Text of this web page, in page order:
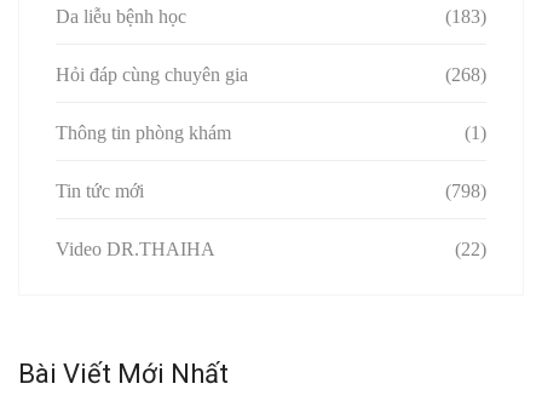
Da liễu bệnh học (183)
Hỏi đáp cùng chuyên gia (268)
Thông tin phòng khám (1)
Tin tức mới (798)
Video DR.THAIHA (22)
Bài Viết Mới Nhất